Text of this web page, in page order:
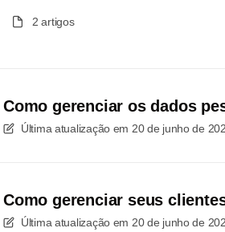
2 artigos
Como gerenciar os dados
Última atualização em 20 de junho de
Como gerenciar seus
Última atualização em 20 de junho de